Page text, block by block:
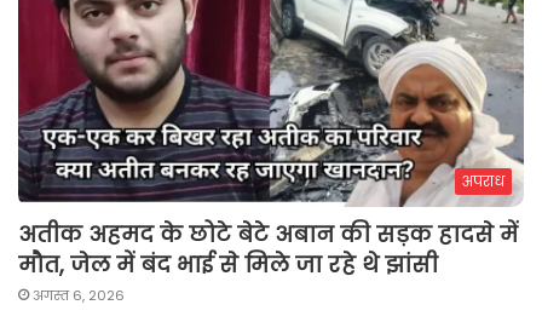
अपराध
अतीक अहमद के छोटे बेटे अबान की सड़क हादसे में
मौत, जेल में बंद भाई से मिले जा रहे थे झांसी
अगस्त 6, 2026